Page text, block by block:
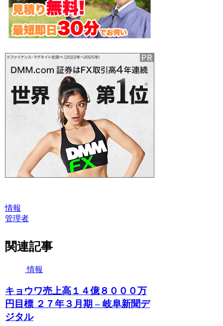
情報
管理者
関連記事
情報
キョウワ売上高１４億８０００万
円目標 ２７年３月期 – 岐阜新聞デ
ジタル